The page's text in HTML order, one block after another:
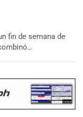
fin de semana de